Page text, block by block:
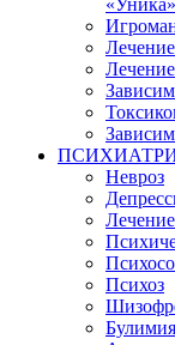
«Уника»
Невроз
Психоз
Булимия